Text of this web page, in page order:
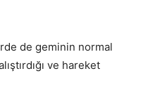
de geminin normal
ve hareket